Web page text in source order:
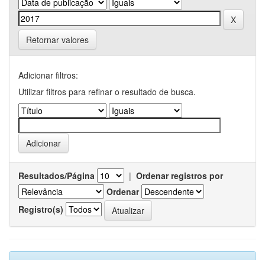
Retornar valores
Adicionar filtros:
Utilizar filtros para refinar o resultado de busca.
Resultados/Página | Ordenar registros por
Ordenar
Registro(s)